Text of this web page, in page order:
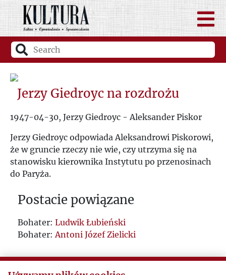
Jerzy Giedroyc na rozdrożu
1947-04-30, Jerzy Giedroyc - Aleksander Piskor
Jerzy Giedroyc odpowiada Aleksandrowi Piskorowi,
że w gruncie rzeczy nie wie, czy utrzyma się na
stanowisku kierownika Instytutu po przenosinach
do Paryża.
Postacie powiązane
Bohater: Ludwik Łubieński
Bohater: Antoni Józef Zielicki